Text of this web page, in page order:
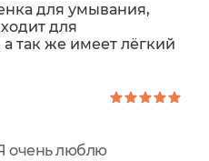
для умывания,
для
так же имеет лёгкий
очень люблю